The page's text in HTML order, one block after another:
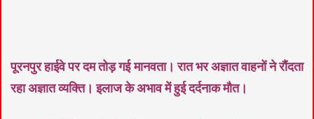
पूरनपुर हाईवे पर दम तोड़ गई मानवता। रात भर अज्ञात वाहनों ने रौंदता
रहा अज्ञात व्यक्ति। इलाज के अभाव में हुई दर्दनाक मौत।